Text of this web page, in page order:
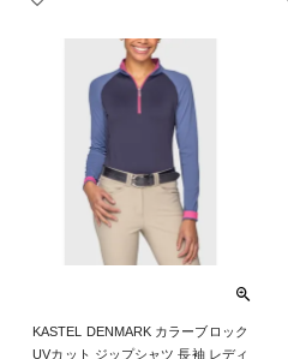
KASTEL DENMARK カラーブロック
UVカット ジップシャツ 長袖 レディ